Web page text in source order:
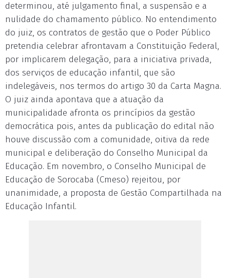
determinou, até julgamento final, a suspensão e a
nulidade do chamamento público. No entendimento
do juiz, os contratos de gestão que o Poder Público
pretendia celebrar afrontavam a Constituição Federal,
por implicarem delegação, para a iniciativa privada,
dos serviços de educação infantil, que são
indelegáveis, nos termos do artigo 30 da Carta Magna.
O juiz ainda apontava que a atuação da
municipalidade afronta os princípios da gestão
democrática pois, antes da publicação do edital não
houve discussão com a comunidade, oitiva da rede
municipal e deliberação do Conselho Municipal da
Educação. Em novembro, o Conselho Municipal de
Educação de Sorocaba (Cmeso) rejeitou, por
unanimidade, a proposta de Gestão Compartilhada na
Educação Infantil.